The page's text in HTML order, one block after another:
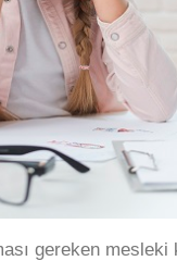
gereken